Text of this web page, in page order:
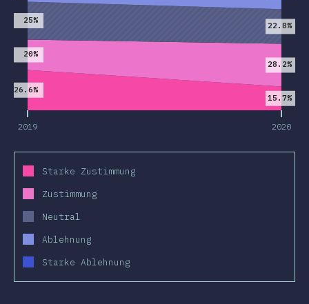
2019 2020
26.6%
15.7%
20%
28.2%
25%
22.8%
Starke Zustimmung
Zustimmung
Neutral
Ablehnung
Starke Ablehnung